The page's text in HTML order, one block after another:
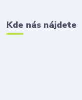
Kde nás nájdete